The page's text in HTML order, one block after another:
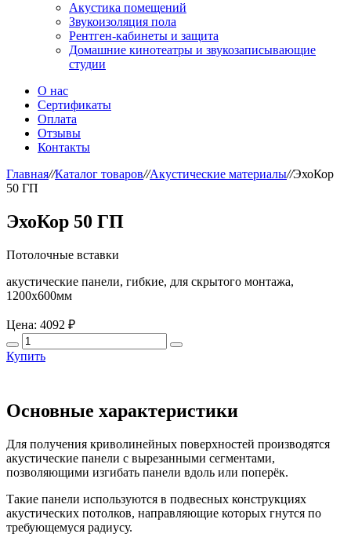
Акустика помещений
Звукоизоляция пола
Рентген-кабинеты и защита
Домашние кинотеатры и звукозаписывающие
студии
О нас
Сертификаты
Оплата
Отзывы
Контакты
Главная//Каталог товаров//Акустические материалы//ЭхоКор
50 ГП
ЭхоКор 50 ГП
Потолочные вставки
акустические панели, гибкие, для скрытого монтажа,
1200х600мм
Цена: 4092 ₽
Купить
Основные характеристики
Для получения криволинейных поверхностей производятся
акустические панели с вырезанными сегментами,
позволяющими изгибать панели вдоль или поперёк.
Такие панели используются в подвесных конструкциях
акустических потолков, направляющие которых гнутся по
требующемуся радиусу.